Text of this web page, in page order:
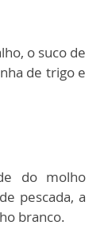
o suco de
de trigo e
do molho
pescada, a
branco.